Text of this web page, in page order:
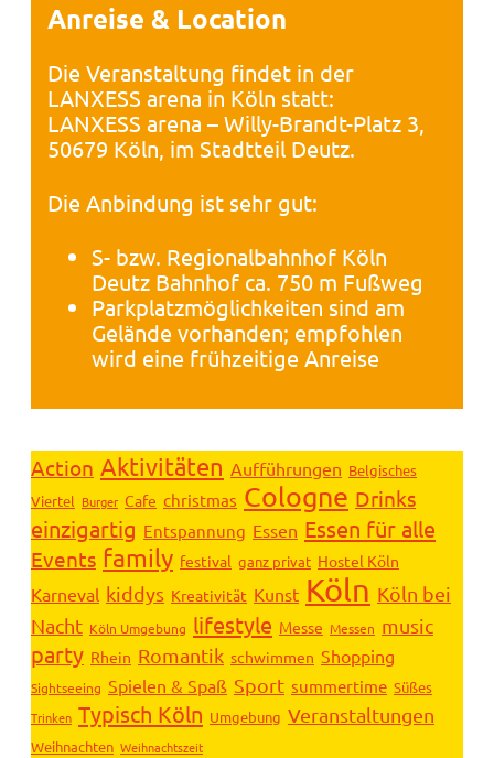
Anreise & Location
Die Veranstaltung findet in der
LANXESS arena in Köln statt:
LANXESS arena – Willy-Brandt-Platz 3,
50679 Köln, im Stadtteil Deutz.
Die Anbindung ist sehr gut:
S- bzw. Regionalbahnhof Köln
Deutz Bahnhof ca. 750 m Fußweg
Parkplatzmöglichkeiten sind am
Gelände vorhanden; empfohlen
wird eine frühzeitige Anreise
Action Aktivitäten Aufführungen Belgisches
Viertel Burger Cafe christmas Cologne Drinks
einzigartig Entspannung Essen Essen für alle
Events family festival ganz privat Hostel Köln
Karneval kiddys Kreativität Kunst Köln Köln bei
Nacht Köln Umgebung lifestyle Messe Messen music
party Rhein Romantik schwimmen Shopping
Sightseeing Spielen & Spaß Sport summertime Süßes
Trinken Typisch Köln Umgebung Veranstaltungen
Weihnachten Weihnachtszeit